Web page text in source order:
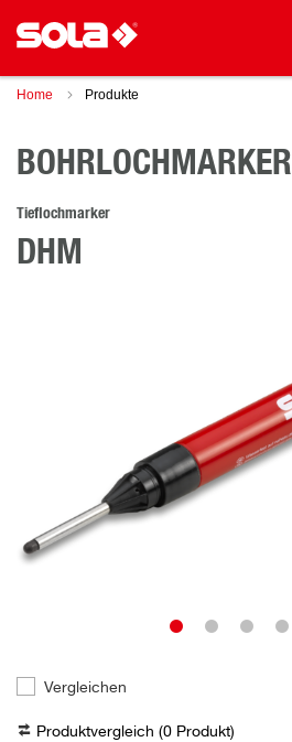
Home Produkte
BOHRLOCHMARKER
Tieflochmarker
DHM
Vergleichen
Produktvergleich (0 Produkt)